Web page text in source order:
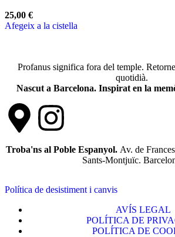
25,00 €
Afegeix a la cistella
Profanus significa fora del temple.
quotidià.
Nascut a Barcelona. Inspirat en la
Troba'ns al Poble Espanyol. Av. de
Sants-Montjuïc.
Política de desistiment i canvis
AVÍS LEGAL
POLÍTICA DE
POLÍTICA DE